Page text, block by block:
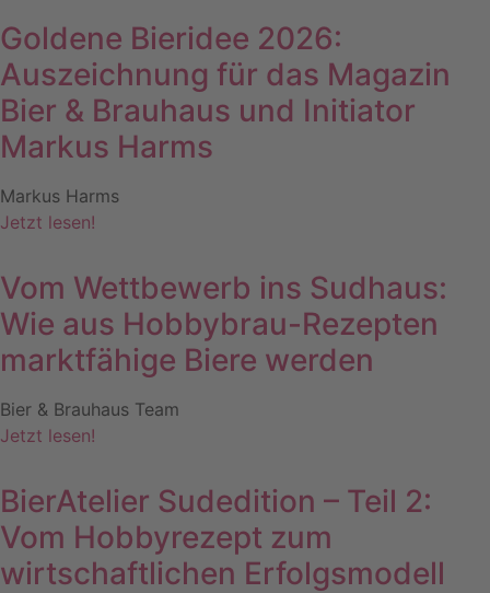
Goldene Bieridee 2026:
Auszeichnung für das Magazin
Bier & Brauhaus und Initiator
Markus Harms
Markus Harms
Jetzt lesen!
Vom Wettbewerb ins Sudhaus:
Wie aus Hobbybrau-Rezepten
marktfähige Biere werden
Bier & Brauhaus Team
Jetzt lesen!
BierAtelier Sudedition – Teil 2:
Vom Hobbyrezept zum
wirtschaftlichen Erfolgsmodell